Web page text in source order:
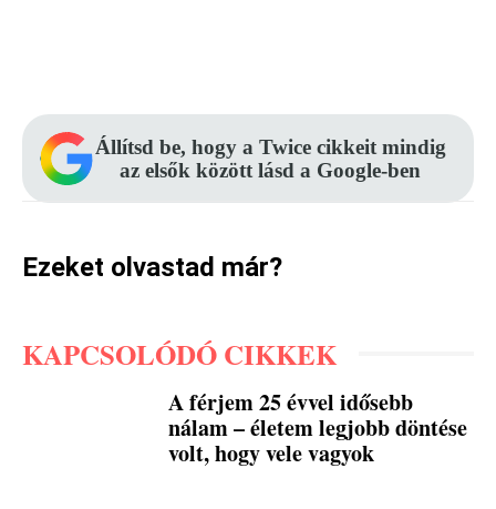
Állítsd be, hogy a Twice cikkeit mindig
az elsők között lásd a Google-ben
Ezeket olvastad már?
KAPCSOLÓDÓ CIKKEK
A férjem 25 évvel idősebb
nálam – életem legjobb döntése
volt, hogy vele vagyok